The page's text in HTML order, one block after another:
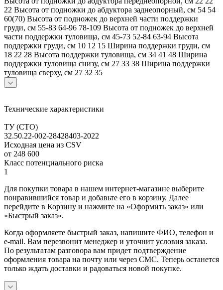
22 Высота от подножки до абдуктора заднеопорный, см 54 54
60(70) Высота от подножек до верхней части поддержки
груди, см 55-83 64-96 78-109 Высота от подножек до верхней
части поддержки туловища, см 45-73 52-84 63-94 Высота
поддержки груди, см 10 12 15 Ширина поддержки груди, см
18 22 28 Высота поддержки туловища, см 34 41 48 Ширина
поддержки туловища снизу, см 27 33 38 Ширина поддержки
туловища сверху, см 27 32 35
Технические характеристики
ТУ (СТО)
32.50.22-002-28428403-2022
Исходная цена из CSV
от 248 600
Класс потенциального риска
1
Для покупки товара в нашем интернет-магазине выберите
понравившийся товар и добавьте его в корзину. Далее
перейдите в Корзину и нажмите на «Оформить заказ» или
«Быстрый заказ».
Когда оформляете быстрый заказ, напишите ФИО, телефон и
e-mail. Вам перезвонит менеджер и уточнит условия заказа.
По результатам разговора вам придет подтверждение
оформления товара на почту или через СМС. Теперь останется
только ждать доставки и радоваться новой покупке.